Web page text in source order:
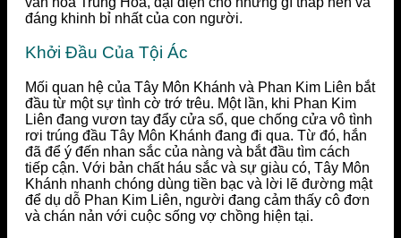
đáng khinh bỉ nhất của con người.
Khởi Đầu Của Tội Ác
Mối quan hệ của Tây Môn Khánh và Phan Kim Liên bắt
đầu từ một sự tình cờ trớ trêu. Một lần, khi Phan Kim
Liên đang vươn tay đẩy cửa sổ, que chống cửa vô tình
rơi trúng đầu Tây Môn Khánh đang đi qua. Từ đó, hắn
đã để ý đến nhan sắc của nàng và bắt đầu tìm cách
tiếp cận. Với bản chất háu sắc và sự giàu có, Tây Môn
Khánh nhanh chóng dùng tiền bạc và lời lẽ đường mật
để dụ dỗ Phan Kim Liên, người đang cảm thấy cô đơn
và chán nản với cuộc sống vợ chồng hiện tại.